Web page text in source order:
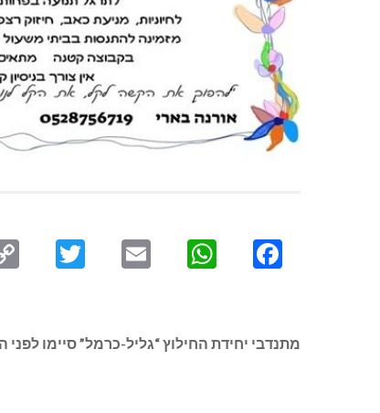
Facebook
WhatsApp
Email
מתנדבי יחידת החילוץ “גליל-כרמל” סיימו